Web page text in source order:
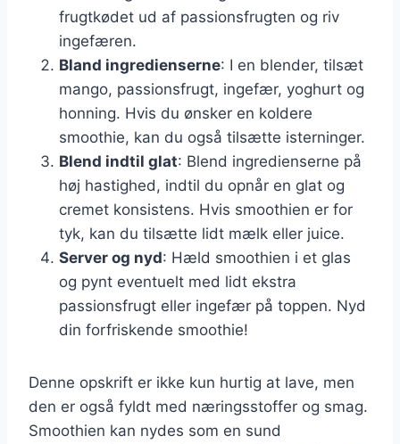
frugtkødet ud af passionsfrugten og riv
ingefæren.
Bland ingredienserne: I en blender, tilsæt
mango, passionsfrugt, ingefær, yoghurt og
honning. Hvis du ønsker en koldere
smoothie, kan du også tilsætte isterninger.
Blend indtil glat: Blend ingredienserne på
høj hastighed, indtil du opnår en glat og
cremet konsistens. Hvis smoothien er for
tyk, kan du tilsætte lidt mælk eller juice.
Server og nyd: Hæld smoothien i et glas
og pynt eventuelt med lidt ekstra
passionsfrugt eller ingefær på toppen. Nyd
din forfriskende smoothie!
Denne opskrift er ikke kun hurtig at lave, men
den er også fyldt med næringsstoffer og smag.
Smoothien kan nydes som en sund